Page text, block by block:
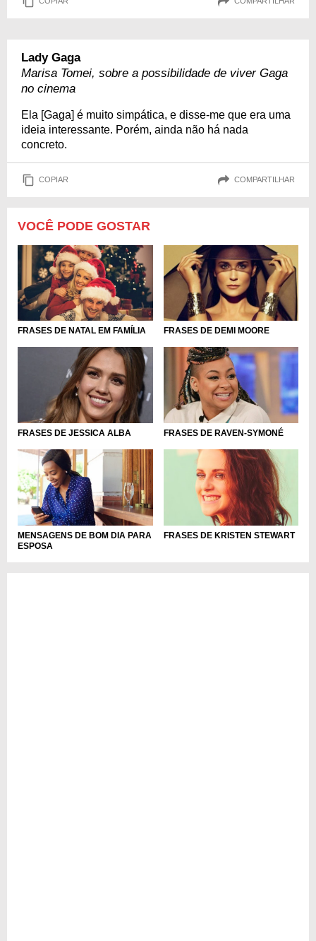
Lady Gaga
Marisa Tomei, sobre a possibilidade de viver Gaga
no cinema
Ela [Gaga] é muito simpática, e disse-me que era uma
ideia interessante. Porém, ainda não há nada
concreto.
COPIAR COMPARTILHAR
VOCÊ PODE GOSTAR
FRASES DE NATAL EM FAMÍLIA FRASES DE DEMI MOORE
FRASES DE JESSICA ALBA FRASES DE RAVEN-SYMONÉ
MENSAGENS DE BOM DIA PARA
ESPOSA
FRASES DE KRISTEN STEWART